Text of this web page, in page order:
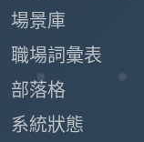
場景庫
職場詞彙表
部落格
系統狀態